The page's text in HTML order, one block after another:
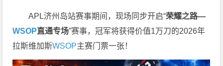
APL济州岛站赛事期间，现场同步开启“荣耀之路—
WSOP直通专场”赛事，冠军将获得价值1万刀的2026年
拉斯维加斯WSOP主赛门票一张！